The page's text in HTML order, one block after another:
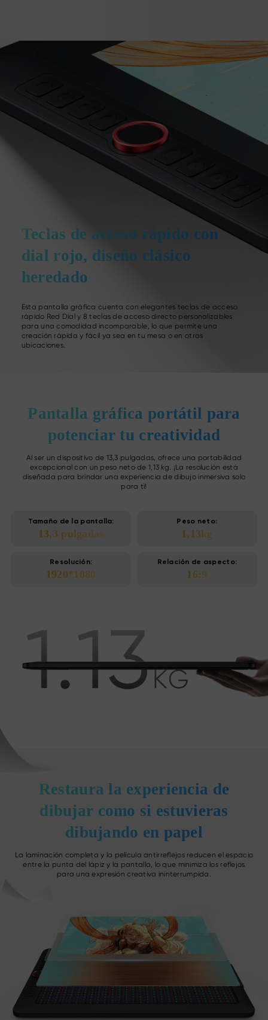
Teclas de acceso rápido con
dial rojo, diseño clásico
heredado
Esta pantalla gráfica cuenta con elegantes teclas de acceso
rápido Red Dial y 8 teclas de acceso directo personalizables
para una comodidad incomparable, lo que permite una
creación rápida y fácil ya sea en tu mesa o en otras
ubicaciones.
Pantalla gráfica portátil para
potenciar tu creatividad
Al ser un dispositivo de 13,3 pulgadas, ofrece una portabilidad
excepcional con un peso neto de 1,13 kg. ¡La resolución está
diseñada para brindar una experiencia de dibujo inmersiva solo
para ti!
Tamaño de la pantalla:
13,3 pulgadas
Peso neto:
1,13kg
Resolución:
1920*1080
Relación de aspecto:
16:9
Restaura la experiencia de
dibujar como si estuvieras
dibujando en papel
La laminación completa y la película antirreflejos reducen el espacio
entre la punta del lápiz y la pantalla, lo que minimiza los reflejos
para una expresión creativa ininterrumpida.